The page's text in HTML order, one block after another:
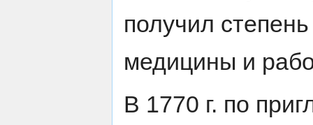
получил
медицины и
В 1770 г. по